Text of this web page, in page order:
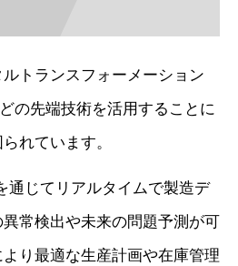
トランスフォーメーション
の先端技術を活用することに
れています。
通じてリアルタイムで製造デ
常検出や未来の問題予測が可
り最適な生産計画や在庫管理